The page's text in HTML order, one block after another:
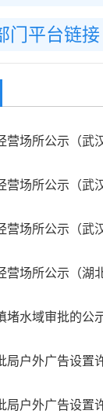
门平台链接
堵水域审批的公
局户外广告设置
局户外广告设置